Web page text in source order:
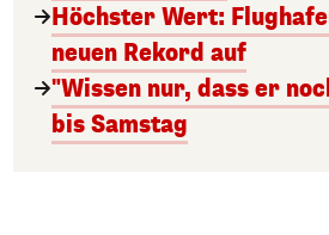
Höchster Wert:
neuen Rekord auf
"Wissen nur, dass er
bis Samstag